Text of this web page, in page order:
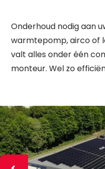
Onderhoud nodig aan
warmtepomp, airco of
valt alles onder één
monteur. Wel zo